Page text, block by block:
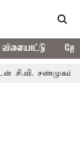
விளையாட்டு
வேலுமணி